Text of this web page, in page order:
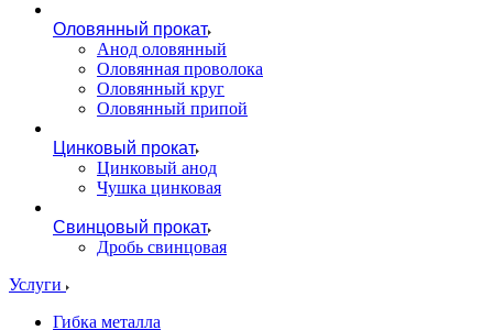
Оловянный прокат
Анод оловянный
Оловянная проволока
Оловянный круг
Оловянный припой
Цинковый прокат
Цинковый анод
Чушка цинковая
Свинцовый прокат
Дробь свинцовая
Услуги
Гибка металла